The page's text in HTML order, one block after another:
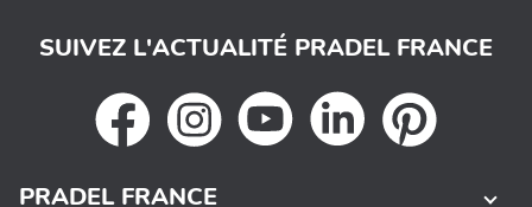
PRADEL FRANCE
SUIVEZ L'ACTUALITÉ PRADEL FRANCE